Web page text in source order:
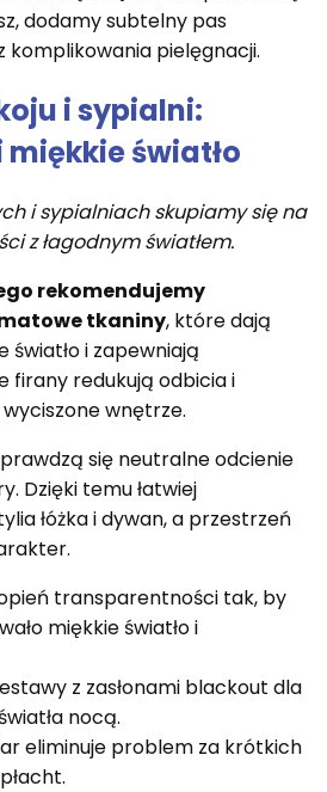
dodamy subtelny pas
komplikowania pielęgnacji.
i sypialni:
światło
i sypialniach skupiamy się na
z łagodnym światłem.
rekomendujemy
tkaniny, które dają
światło i zapewniają
firany redukują odbicia i
wnętrze.
się neutralne odcienie
Dzięki temu łatwiej
łóżka i dywan, a przestrzeń
transparentności tak, by
miękkie światło i
z zasłonami blackout dla
nocą.
eliminuje problem za krótkich